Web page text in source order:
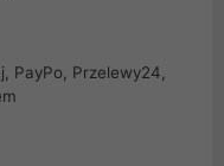
PayPo, Przelewy24,